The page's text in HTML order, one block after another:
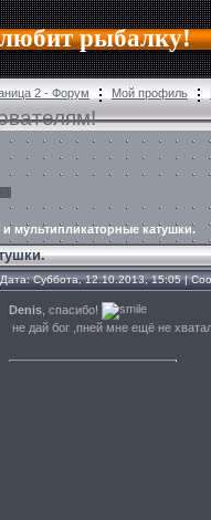
рыбалку!
2 - Форум Мой профиль
и мультипликаторные катушки.
Дата: Суббота, 12.10.2013, 15:05 |
Denis , спасибо!
не дай бог ,пней мне ещё не